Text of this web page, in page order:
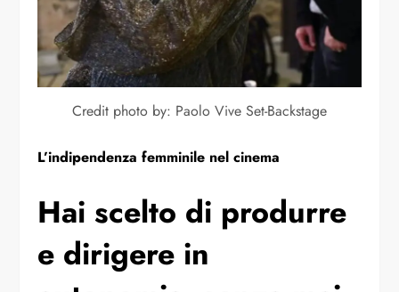
Credit photo by: Paolo Vive Set-Backstage
L’indipendenza femminile nel cinema
Hai scelto di produrre
e dirigere in